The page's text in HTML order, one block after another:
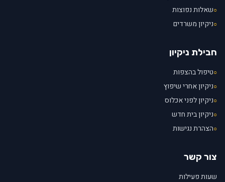
○שאלות נפוצות
○ניקיון משרדים
חבילת ניקיון
○טיפול בהצפות
○ניקיון אחרי שיפוץ
○ניקיון לפני אכלוס
○ניקיון בית חדש
○הצהרת נגישות
צור קשר
שעות פעילות